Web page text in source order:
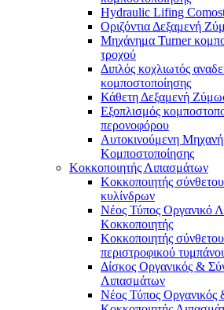
Hydraulic Lifing
Οριζόντια Δεξαμενή
Μηχάνημα Turner
τροχού
Διπλός κοχλιωτός
κομποστοποίησης
Κάθετη Δεξαμενή
Εξοπλισμός
περονοφόρου
Αυτοκινούμενη
Κομποστοποίησης
Κοκκοποιητής Λιπασμάτων
Κοκκοποιητής
κυλίνδρων
Νέος Τύπος Οργανικό
Κοκκοποιητής
Κοκκοποιητής
περιστροφικού
Δίσκος Οργανικός &
Λιπασμάτων
Νέος Τύπος Οργανικός